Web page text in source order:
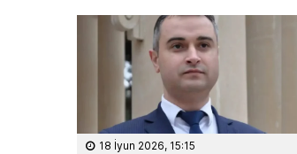
18 İyun 2026, 15:15